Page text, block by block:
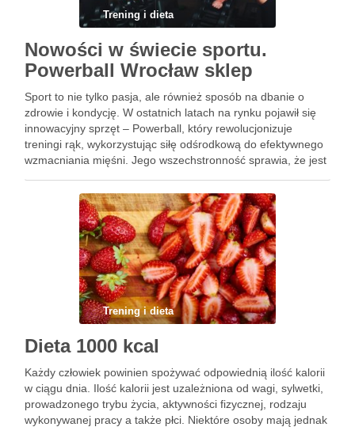
Trening i dieta
Nowości w świecie sportu.
Powerball Wrocław sklep
Sport to nie tylko pasja, ale również sposób na dbanie o
zdrowie i kondycję. W ostatnich latach na rynku pojawił się
innowacyjny sprzęt – Powerball, który rewolucjonizuje
treningi rąk, wykorzystując siłę odśrodkową do efektywnego
wzmacniania mięśni. Jego wszechstronność sprawia, że jest
wracających …
Trening i dieta
Dieta 1000 kcal
Każdy człowiek powinien spożywać odpowiednią ilość kalorii
w ciągu dnia. Ilość kalorii jest uzależniona od wagi, sylwetki,
prowadzonego trybu życia, aktywności fizycznej, rodzaju
wykonywanej pracy a także płci. Niektóre osoby mają jednak